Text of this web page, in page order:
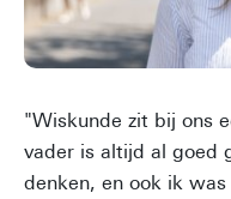
"Wiskunde zit bij ons
vader is altijd al goed
denken, en ook ik